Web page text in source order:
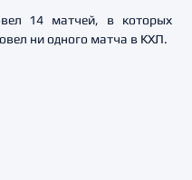
14 матчей, в которых
ни одного матча в КХЛ.